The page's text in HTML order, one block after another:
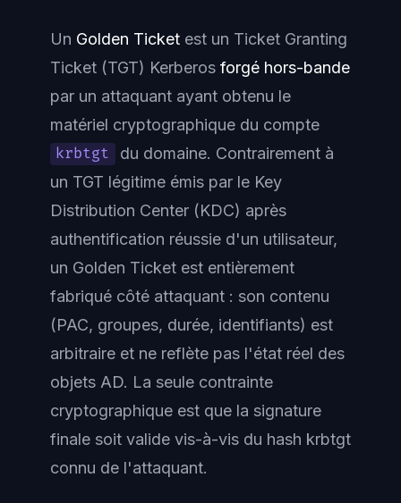
Un Golden Ticket est un Ticket Granting
Ticket (TGT) Kerberos forgé hors-bande
par un attaquant ayant obtenu le
matériel cryptographique du compte
krbtgt
du domaine. Contrairement à
un TGT légitime émis par le Key
Distribution Center (KDC) après
authentification réussie d'un utilisateur,
un Golden Ticket est entièrement
fabriqué côté attaquant : son contenu
(PAC, groupes, durée, identifiants) est
arbitraire et ne reflète pas l'état réel des
objets AD. La seule contrainte
cryptographique est que la signature
finale soit valide vis-à-vis du hash krbtgt
connu de l'attaquant.